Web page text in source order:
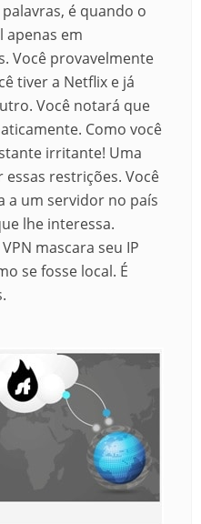
é quando o
apenas em
Você provavelmente
tiver a Netflix e já
Você notará que
Como você
irritante! Uma
essas restrições. Você
a um servidor no país
lhe interessa.
mascara seu IP
se fosse local. É